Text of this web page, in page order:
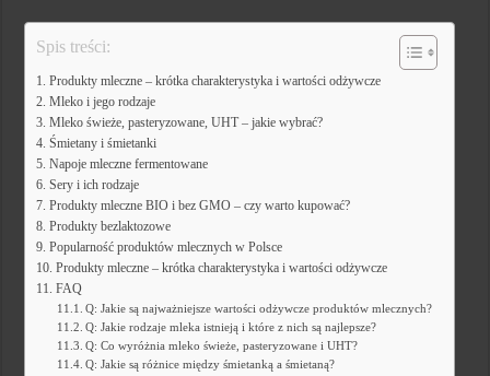
Spis treści:
Produkty mleczne – krótka charakterystyka i wartości odżywcze
Mleko i jego rodzaje
Mleko świeże, pasteryzowane, UHT – jakie wybrać?
Śmietany i śmietanki
Napoje mleczne fermentowane
Sery i ich rodzaje
Produkty mleczne BIO i bez GMO – czy warto kupować?
Produkty bezlaktozowe
Popularność produktów mlecznych w Polsce
Produkty mleczne – krótka charakterystyka i wartości odżywcze
FAQ
Q: Jakie są najważniejsze wartości odżywcze produktów mlecznych?
Q: Jakie rodzaje mleka istnieją i które z nich są najlepsze?
Q: Co wyróżnia mleko świeże, pasteryzowane i UHT?
Q: Jakie są różnice między śmietanką a śmietaną?